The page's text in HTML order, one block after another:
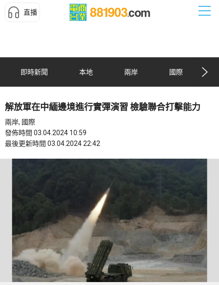
直播
即時新聞 本地 兩岸 國際
解放軍在中緬邊境進行實彈演習 檢驗聯合打擊能力
兩岸, 國際
發佈時間 03.04.2024 10:59
最後更新時間 03.04.2024 22:42